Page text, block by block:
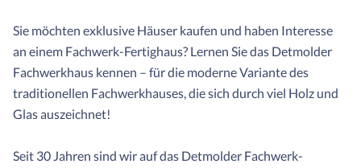
Sie möchten exklusive Häuser kaufen und haben Interesse
an einem Fachwerk-Fertighaus? Lernen Sie das Detmolder
Fachwerkhaus kennen – für die moderne Variante des
traditionellen Fachwerkhauses, die sich durch viel Holz und
Glas auszeichnet!
Seit 30 Jahren sind wir auf das Detmolder Fachwerk-